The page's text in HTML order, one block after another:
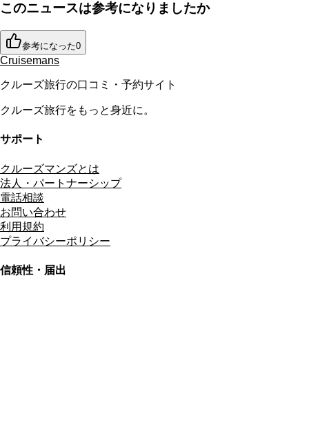
このニュースは参考になりましたか
参考になった0
Cruisemans
クルーズ旅行の口コミ・予約サイト
クルーズ旅行をもっと身近に。
サポート
クルーズマンズとは
法人・パートナーシップ
電話相談
お問い合わせ
利用規約
プライバシーポリシー
信頼性・届出